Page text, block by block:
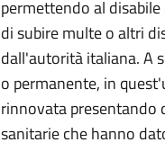
permettendo al
di subire multe o altri
dall'autorità italiana. A
o permanente, in
rinnovata presentando
sanitarie che hanno